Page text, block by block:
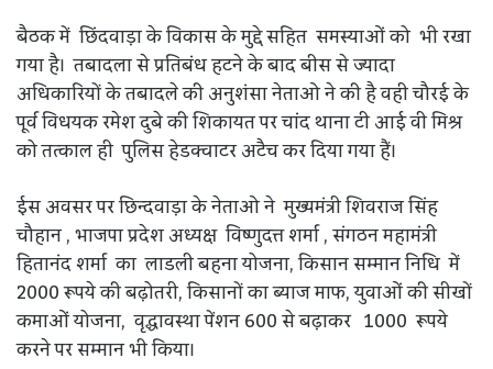
बैठक में छिंदवाड़ा के विकास के मुद्दे सहित समस्याओं को भी रखा
गया है। तबादला से प्रतिबंध हटने के बाद बीस से ज्यादा
अधिकारियों के तबादले की अनुशंसा नेताओ ने की है वही चौरई के
पूर्व विधयक रमेश दुबे की शिकायत पर चांद थाना टी आई वी मिश्र
को तत्काल ही पुलिस हेडक्वाटर अटैच कर दिया गया हैं।
ईस अवसर पर छिन्दवाड़ा के नेताओ ने मुख्यमंत्री शिवराज सिंह
चौहान , भाजपा प्रदेश अध्यक्ष विष्णुदत्त शर्मा , संगठन महामंत्री
हितानंद शर्मा का लाडली बहना योजना, किसान सम्मान निधि में
2000 रूपये की बढ़ोतरी, किसानों का ब्याज माफ, युवाओं की सीखों
कमाओं योजना, वृद्धावस्था पेंशन 600 से बढ़ाकर 1000 रूपये
करने पर सम्मान भी किया।